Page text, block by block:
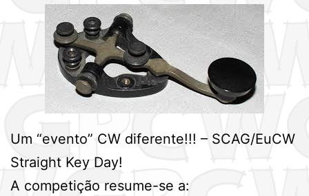
Um “evento” CW diferente!!! – SCAG/EuCW
Straight Key Day!
A competição resume-se a: